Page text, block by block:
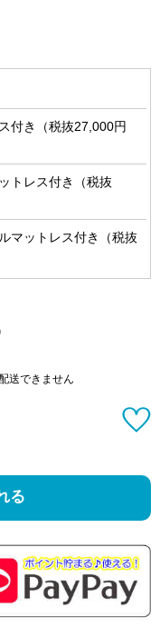
付き（税抜27,000円
トレス付き（税抜
マットレス付き（税抜
送できません
る